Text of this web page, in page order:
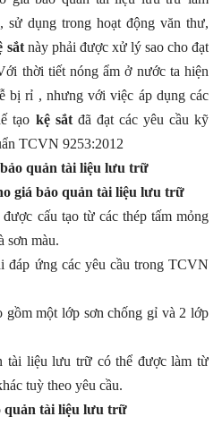
sử dụng trong hoạt động văn thư,
sắt này phải được xử lý sao cho đạt
thời tiết nóng ẩm ở nước ta hiện
bị rỉ , nhưng với việc áp dụng các
tạo kệ sắt đã đạt các yêu cầu kỹ
TCVN 9253:2012
quản tài liệu lưu trữ
giá bảo quản tài liệu lưu trữ
cấu tạo từ các thép tấm mỏng
sơn màu.
đáp ứng các yêu cầu trong TCVN
gồm một lớp sơn chống gỉ và 2 lớp
tài liệu lưu trữ có thể được làm từ
tuỳ theo yêu cầu.
quản tài liệu lưu trữ